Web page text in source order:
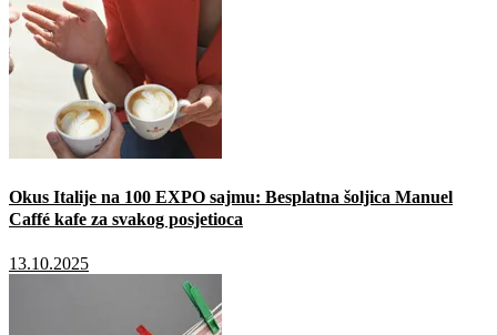
Okus Italije na 100 EXPO sajmu: Besplatna šoljica Manuel
Caffé kafe za svakog posjetioca
13.10.2025